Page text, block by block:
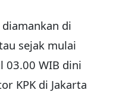
di
sejak mulai
03.00 WIB dini
KPK di Jakarta